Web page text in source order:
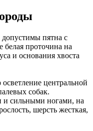
пятна с
проточина на
и основания хвоста
центральной
собак.
сильными ногами, на
шерсть жесткая,